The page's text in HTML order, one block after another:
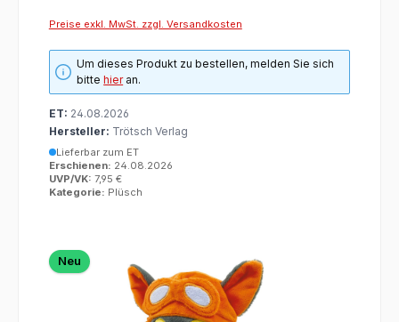
Preise exkl. MwSt. zzgl. Versandkosten
Um dieses Produkt zu bestellen, melden Sie sich
bittehieran.
ET: 24.08.2026
Hersteller: Trötsch Verlag
Lieferbar zum ET
Erschienen: 24.08.2026
UVP/VK: 7,95 €
Kategorie: Plüsch
Neu